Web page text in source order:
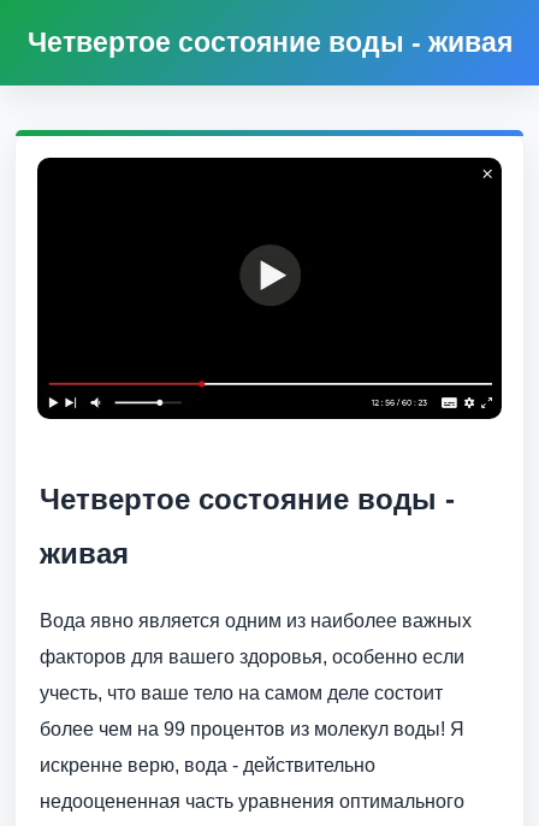
Четвертое состояние воды - живая
Четвертое состояние воды -
живая
Вода явно является одним из наиболее важных
факторов для вашего здоровья, особенно если
учесть, что ваше тело на самом деле состоит
более чем на 99 процентов из молекул воды! Я
искренне верю, вода - действительно
недооцененная часть уравнения оптимального